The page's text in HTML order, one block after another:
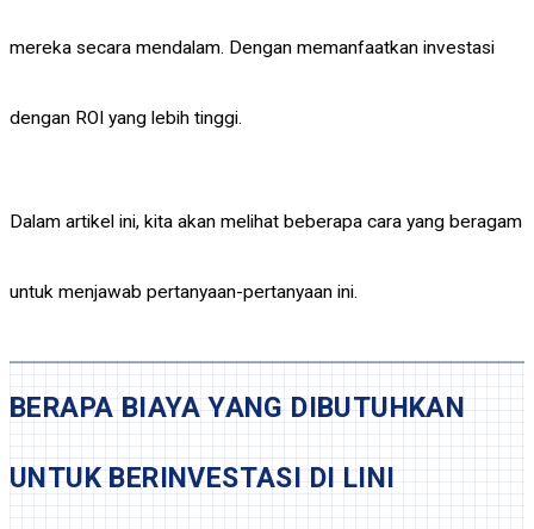
mereka secara mendalam. Dengan memanfaatkan investasi
dengan ROI yang lebih tinggi.
Dalam artikel ini, kita akan melihat beberapa cara yang beragam
untuk menjawab pertanyaan-pertanyaan ini.
BERAPA BIAYA YANG DIBUTUHKAN
UNTUK BERINVESTASI DI LINI